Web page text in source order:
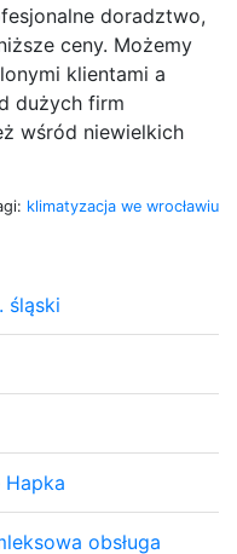
doradztwo,
ceny. Możemy
klientami a
dużych firm
wśród niewielkich
klimatyzacja we wrocławiu
śląski
obsługa